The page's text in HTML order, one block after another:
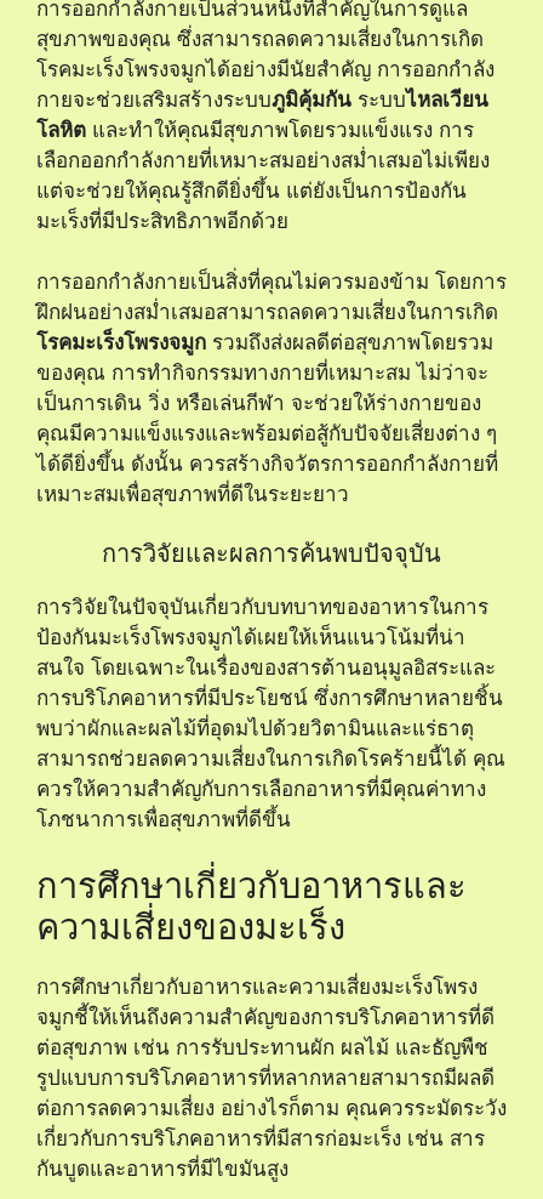
การออกกำลังกายเป็นส่วนหนึ่งที่สำคัญในการดูแล
สุขภาพของคุณ ซึ่งสามารถลดความเสี่ยงในการเกิด
โรคมะเร็งโพรงจมูกได้อย่างมีนัยสำคัญ การออกกำลัง
กายจะช่วยเสริมสร้างระบบภูมิคุ้มกัน ระบบไหลเวียน
โลหิต และทำให้คุณมีสุขภาพโดยรวมแข็งแรง การ
เลือกออกกำลังกายที่เหมาะสมอย่างสม่ำเสมอไม่เพียง
แต่จะช่วยให้คุณรู้สึกดียิ่งขึ้น แต่ยังเป็นการป้องกัน
มะเร็งที่มีประสิทธิภาพอีกด้วย
การออกกำลังกายเป็นสิ่งที่คุณไม่ควรมองข้าม โดยการ
ฝึกฝนอย่างสม่ำเสมอสามารถลดความเสี่ยงในการเกิด
โรคมะเร็งโพรงจมูก รวมถึงส่งผลดีต่อสุขภาพโดยรวม
ของคุณ การทำกิจกรรมทางกายที่เหมาะสม ไม่ว่าจะ
เป็นการเดิน วิ่ง หรือเล่นกีฬา จะช่วยให้ร่างกายของ
คุณมีความแข็งแรงและพร้อมต่อสู้กับปัจจัยเสี่ยงต่าง ๆ
ได้ดียิ่งขึ้น ดังนั้น ควรสร้างกิจวัตรการออกกำลังกายที่
เหมาะสมเพื่อสุขภาพที่ดีในระยะยาว
การวิจัยและผลการค้นพบปัจจุบัน
การวิจัยในปัจจุบันเกี่ยวกับบทบาทของอาหารในการ
ป้องกันมะเร็งโพรงจมูกได้เผยให้เห็นแนวโน้มที่น่า
สนใจ โดยเฉพาะในเรื่องของสารต้านอนุมูลอิสระและ
การบริโภคอาหารที่มีประโยชน์ ซึ่งการศึกษาหลายชิ้น
พบว่าผักและผลไม้ที่อุดมไปด้วยวิตามินและแร่ธาตุ
สามารถช่วยลดความเสี่ยงในการเกิดโรคร้ายนี้ได้ คุณ
ควรให้ความสำคัญกับการเลือกอาหารที่มีคุณค่าทาง
โภชนาการเพื่อสุขภาพที่ดีขึ้น
การศึกษาเกี่ยวกับอาหารและ
ความเสี่ยงของมะเร็ง
การศึกษาเกี่ยวกับอาหารและความเสี่ยงมะเร็งโพรง
จมูกชี้ให้เห็นถึงความสำคัญของการบริโภคอาหารที่ดี
ต่อสุขภาพ เช่น การรับประทานผัก ผลไม้ และธัญพืช
รูปแบบการบริโภคอาหารที่หลากหลายสามารถมีผลดี
ต่อการลดความเสี่ยง อย่างไรก็ตาม คุณควรระมัดระวัง
เกี่ยวกับการบริโภคอาหารที่มีสารก่อมะเร็ง เช่น สาร
กันบูดและอาหารที่มีไขมันสูง